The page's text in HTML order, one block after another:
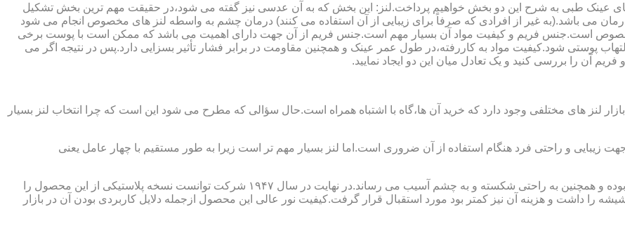
عینک طبی به شرح این دو بخش خواهیم پرداخت.لنز: این بخش که به آن عدسی نیز گفته می شود،در حقیقت مهم ترین بخش تشکیل
می باشد.(به غیر از افرادی که صرفاً برای زیبایی از آن استفاده می کنند) درمان چشم به واسطه لنز های مخصوص انجام می شود
مخصوص است.جنس فریم و کیفیت مواد آن بسیار مهم است.جنس فریم از آن جهت دارای اهمیت می باشد که ممکن است با پوست برخی
پوستی شود.کیفیت مواد به کاررفته،در طول عمر عینک و همچنین مقاومت در برابر فشار تأثیر بسزایی دارد.پس در نتیجه اگر می
آن را بررسی کنید و یک تعادل میان این دو ایجاد نمایید.
لنز های مختلفی وجود دارد که خرید آن ها،گاه با اشتباه همراه است.حال سؤالی که مطرح می شود این است که چرا انتخاب لنز بسیار
زیبایی و راحتی فرد هنگام استفاده از آن ضروری است.اما لنز بسیار مهم تر است زیرا به طور مستقیم با چهار عامل یعنی
در قدیم از عدسی شیشه ای استفاده می شد،اما شیشه بسیار سنگین بوده و همچنین به راحتی شکسته و به چشم آسیب می رساند.در نهایت در سال ۱۹۴۷ شرکت توانست نسخه پلاستیکی از این محصول را
را داشت و هزینه آن نیز کمتر بود مورد استقبال قرار گرفت.کیفیت نور عالی این محصول ازجمله دلایل کاربردی بودن آن در بازار